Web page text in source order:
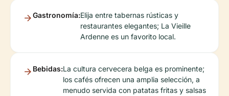
Gastronomía:Elija entre tabernas rústicas y
restaurantes elegantes; La Vieille
Ardenne es un favorito local.
Bebidas:La cultura cervecera belga es prominente;
los cafés ofrecen una amplia selección, a
menudo servida con patatas fritas y salsas